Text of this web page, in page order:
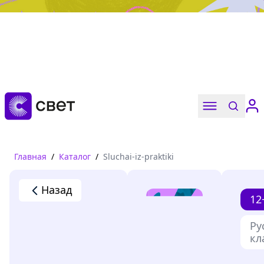
Дружба, любовь, взросление
Читать
Главная / Каталог / Sluchai-iz-praktiki
Назад